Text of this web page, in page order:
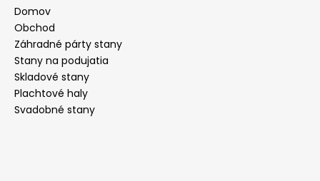
Domov
Obchod
Záhradné párty stany
Stany na podujatia
Skladové stany
Plachtové haly
Svadobné stany